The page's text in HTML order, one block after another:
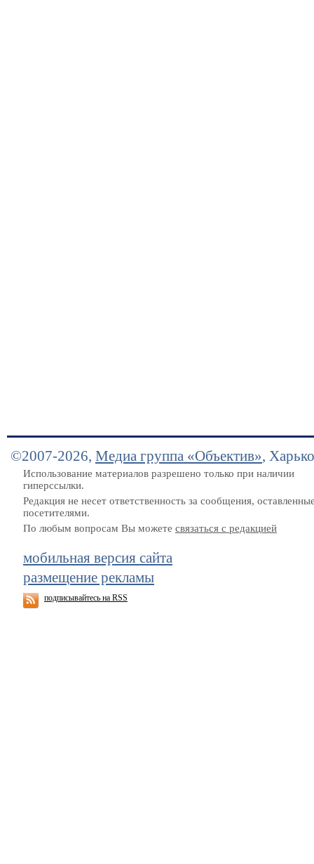
©2007-2026, Медиа группа «Объектив»,
Использование материалов разрешено только при наличии
гиперссылки.
Редакция не несет ответственность за сообщения,
посетителями.
По любым вопросам Вы можете связаться с редакцией
мобильная версия сайта
размещение рекламы
подписывайтесь на RSS